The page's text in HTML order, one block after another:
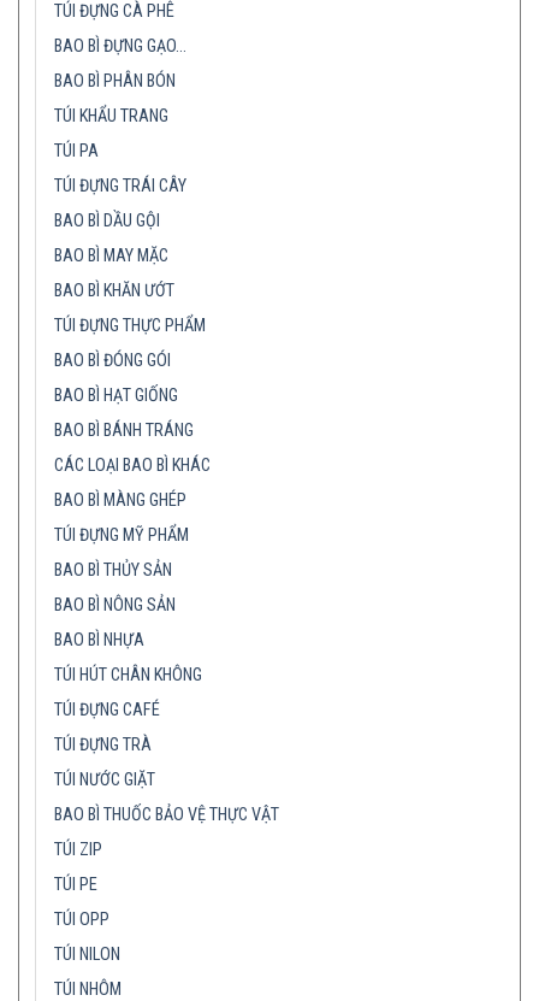
TÚI ĐỰNG CÀ PHÊ
BAO BÌ ĐỰNG GẠO…
BAO BÌ PHÂN BÓN
TÚI KHẨU TRANG
TÚI PA
TÚI ĐỰNG TRÁI CÂY
BAO BÌ DẦU GỘI
BAO BÌ MAY MẶC
BAO BÌ KHĂN ƯỚT
TÚI ĐỰNG THỰC PHẨM
BAO BÌ ĐÓNG GÓI
BAO BÌ HẠT GIỐNG
BAO BÌ BÁNH TRÁNG
CÁC LOẠI BAO BÌ KHÁC
BAO BÌ MÀNG GHÉP
TÚI ĐỰNG MỸ PHẨM
BAO BÌ THỦY SẢN
BAO BÌ NÔNG SẢN
BAO BÌ NHỰA
TÚI HÚT CHÂN KHÔNG
TÚI ĐỰNG CAFÉ
TÚI ĐỰNG TRÀ
TÚI NƯỚC GIẶT
BAO BÌ THUỐC BẢO VỆ THỰC VẬT
TÚI ZIP
TÚI PE
TÚI OPP
TÚI NILON
TÚI NHÔM